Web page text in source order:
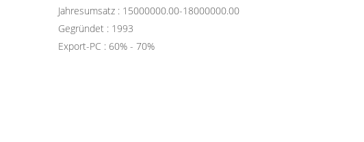
Jahresumsatz : 15000000.00-18000000.00
Gegründet : 1993
Export-PC : 60% - 70%